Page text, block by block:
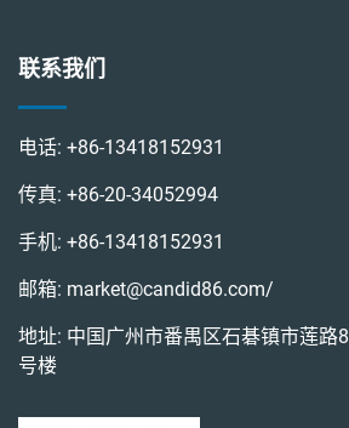
联系我们
电话: +86-13418152931
传真: +86-20-34052994
手机: +86-13418152931
邮箱: market@candid86.com/
地址: 中国广州市番禺区石碁镇市莲路
号楼